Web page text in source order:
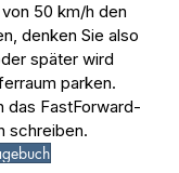
50 km/h den
denken Sie also
später wird
parken.
das FastForward-
schreiben.